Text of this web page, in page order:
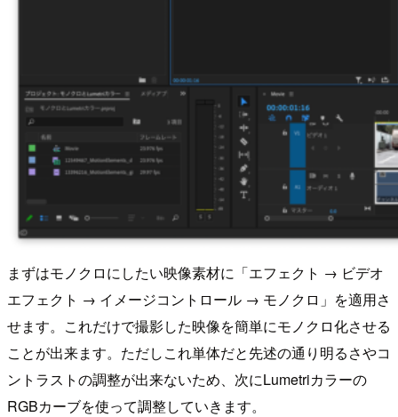
まずはモノクロにしたい映像素材に「エフェクト → ビデオ
エフェクト → イメージコントロール → モノクロ」を適用さ
せます。これだけで撮影した映像を簡単にモノクロ化させる
ことが出来ます。ただしこれ単体だと先述の通り明るさやコ
ントラストの調整が出来ないため、次にLumetriカラーの
RGBカーブを使って調整していきます。